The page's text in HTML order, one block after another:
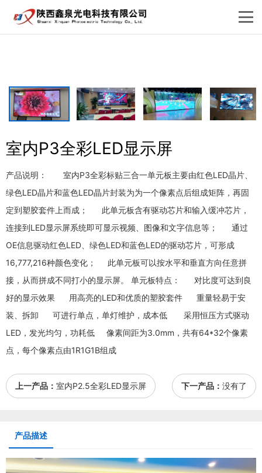
室内P3全彩LED显示屏
产品说明： 室内P3全彩标贴三合一单元板主要由红色LED晶片、
绿色LED晶片和蓝色LED晶片封装为为一个像素点后组成矩阵，再固
定到塑胶套件上而成； 此单元板含有驱动芯片和输入缓冲芯片，
连接到LED显示屏系统即可显示视频、图像和文字信息等； 通过
OE信息驱动红色LED、绿色LED和蓝色LED的驱动芯片，可形成
16,777,216种颜色变化； 此单元板可以按水平和垂直方向任意拼
接，从而拼成不同打小的显示屏。 单元板特点： 对比度可达到良
好的显示效果 用高亮的LED和优质的塑胶套件 重量轻易于安
装、拆卸 可进行单点，单灯维护，成本低 采用恒压方式驱动
LED，发光均匀，功耗低 像素间距为3.0mm，共有64*32个像素
点，每个像素点由1R1G1B组成
上一产品： 室内P2.5全彩LED显示屏 下一产品： 没有了
产品描述